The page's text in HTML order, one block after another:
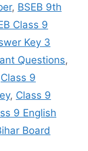
, BSEB 9th
Class 9
Key 3
Questions,
Class 9
, Class 9
9 English
Board